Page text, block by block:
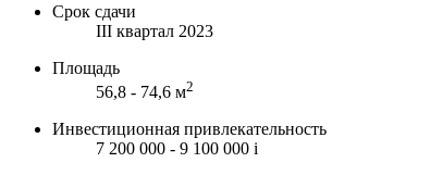
Срок сдачи
III квартал 2023
Площадь
56,8 - 74,6 м2
Инвестиционная привлекательность
7 200 000 - 9 100 000 i